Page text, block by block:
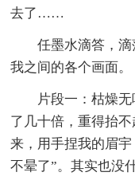
去了……
任墨水滴答，
我之间的各个画面。
片段一：枯燥
了几十倍，重得抬
来，用手捏我的眉
不晕了”。其实也没